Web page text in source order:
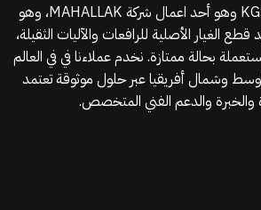
موقع قطع الغيار KGSAN وهو أحد اعمال شركة MAHALLAK، وهو
الغيار الأصلية للرافعات والآليات الثقيلة،
بحالة ممتازة. نخدم عملاءنا في في العالم
وشمال أفريقيا عبر حلول موثوقة تعتمد
والخبرة والدعم الفني المتخصص.